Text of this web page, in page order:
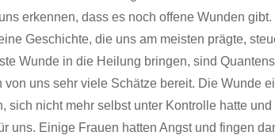
erkennen, dass es noch offene Wunden
Geschichte, die uns am meisten prägte,
Wunde in die Heilung bringen, sind
uns sehr viele Schätze bereit. Die Wunde
sich nicht mehr selbst unter Kontrolle hatte
uns. Einige Frauen hatten Angst und fingen